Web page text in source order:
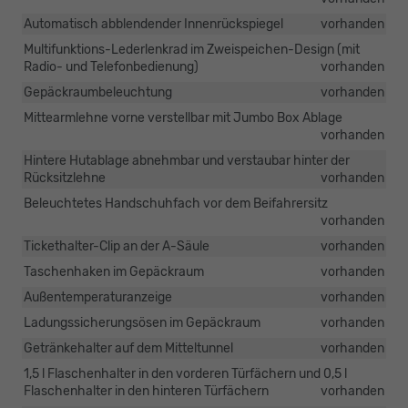
Automatisch abblendender Innenrückspiegel
vorhanden
Multifunktions-Lederlenkrad im Zweispeichen-Design (mit
Radio- und Telefonbedienung)
vorhanden
Gepäckraumbeleuchtung
vorhanden
Mittearmlehne vorne verstellbar mit Jumbo Box Ablage
vorhanden
Hintere Hutablage abnehmbar und verstaubar hinter der
Rücksitzlehne
vorhanden
Beleuchtetes Handschuhfach vor dem Beifahrersitz
vorhanden
Tickethalter-Clip an der A-Säule
vorhanden
Taschenhaken im Gepäckraum
vorhanden
Außentemperaturanzeige
vorhanden
Ladungssicherungsösen im Gepäckraum
vorhanden
Getränkehalter auf dem Mitteltunnel
vorhanden
1,5 l Flaschenhalter in den vorderen Türfächern und 0,5 l
Flaschenhalter in den hinteren Türfächern
vorhanden